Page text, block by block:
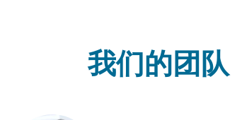
我们的团队